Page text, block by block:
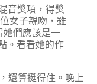
音獎項，得獎
女子親吻，雖
她們應該是一
。看看她的作
還算挺得住。晚上